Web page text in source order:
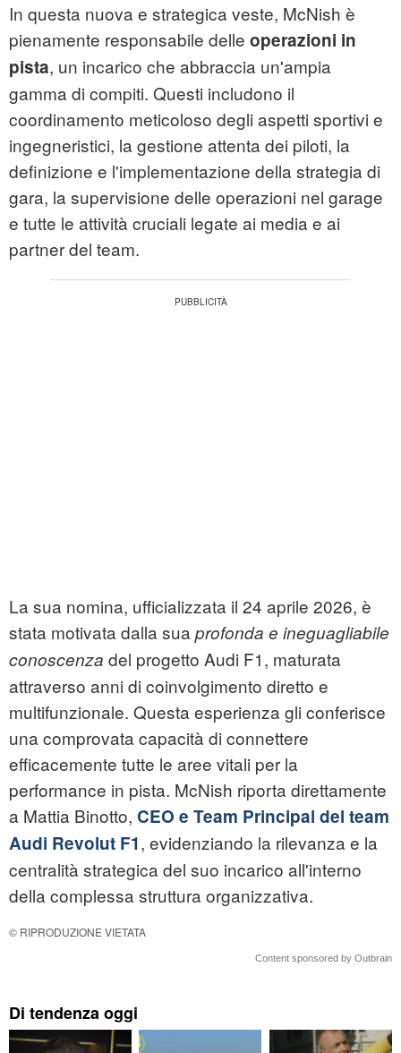
In questa nuova e strategica veste, McNish è
pienamente responsabile delle operazioni in
pista, un incarico che abbraccia un'ampia
gamma di compiti. Questi includono il
coordinamento meticoloso degli aspetti sportivi e
ingegneristici, la gestione attenta dei piloti, la
definizione e l'implementazione della strategia di
gara, la supervisione delle operazioni nel garage
e tutte le attività cruciali legate ai media e ai
partner del team.
La sua nomina, ufficializzata il 24 aprile 2026, è
stata motivata dalla sua profonda e ineguagliabile
conoscenza del progetto Audi F1, maturata
attraverso anni di coinvolgimento diretto e
multifunzionale. Questa esperienza gli conferisce
una comprovata capacità di connettere
efficacemente tutte le aree vitali per la
performance in pista. McNish riporta direttamente
a Mattia Binotto, CEO e Team Principal del team
Audi Revolut F1, evidenziando la rilevanza e la
centralità strategica del suo incarico all'interno
della complessa struttura organizzativa.
© RIPRODUZIONE VIETATA
Content sponsored by Outbrain
Di tendenza oggi